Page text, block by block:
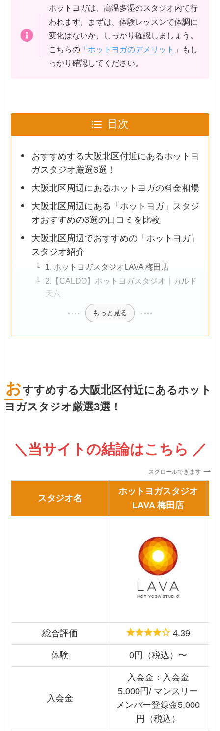
ホットヨガは、高温多湿のスタジオ内で行
われます。まずは、体験レッスンで体調に
変化はないか、しっかり確認しましょう。
こちらの「ホットヨガのデメリット 」もし
っかり確認してください。
目次
おすすめする大阪北区付近にあるホットヨ
ガスタジオ厳選3選！
大阪北区周辺にあるホットヨガの料金相場
大阪北区周辺にある「ホットヨガ」スタジ
オおすすめの3選の口コミを比較
大阪北区周辺でおすすめの「ホットヨガ」
スタジオ紹介
1. ホットヨガスタジオLAVA 梅田店
2.【CALDO】ホットヨガスタジオ｜カルド
天六
もっと見る
おすすめする大阪北区付近にあるホット
ヨガスタジオ厳選3選！
＼当サイトの結論はこちら ／
スクロールできます
スタジオ名
ホットヨガスタジオ
LAVA 梅田店
総合評価 4.39
体験 0円（税込）〜
入会金
入会金：入会金
5,000円/ マンスリー
メンバー登録金5,000
円（税込）